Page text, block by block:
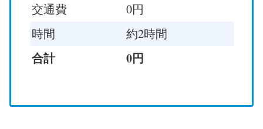
交通費
0円
時間
約2時間
合計 0円